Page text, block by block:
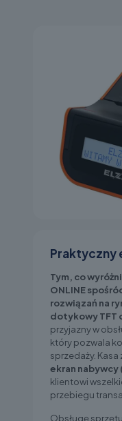
Praktyczny
Tym, co
ONLINE
rozwiązań na
dotykowy TFT
przyjazny w
który pozwala
sprzedaży.
ekran nabywcy
klientowi
przebiegu
Obsługę